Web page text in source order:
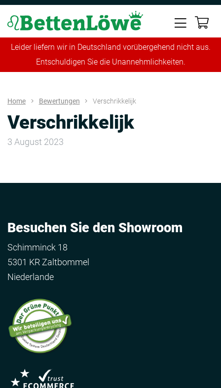
Leider liefern wir in Deutschland vorübergehend nicht aus.
Entschuldigen Sie die Unannehmlichkeiten.
Home Bewertungen Verschrikkelijk
Verschrikkelijk
3 August 2023
Besuchen Sie den Showroom
Schimminck 18
5301 KR Zaltbommel
Niederlande